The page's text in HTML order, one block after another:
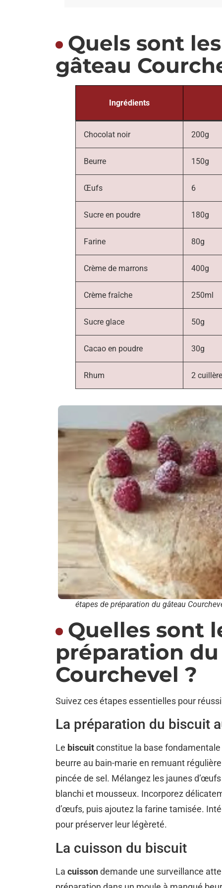
Quels sont
gâteau
Ingrédients
Chocolat noir 200g
Beurre 150g
Œufs 6
Sucre en poudre 180g
Farine 80g
Crème de marrons 400g
Crème fraîche 250ml
Sucre glace 50g
Cacao en poudre 30g
Rhum 2
étapes de préparation du gâteau
Quelles sont
préparation
Courchevel ?
Suivez ces étapes essentielles pour
La préparation du biscuit
Le biscuit constitue la base
beurre au bain-marie en remuant
pincée de sel. Mélangez les jaunes
blanchi et mousseux. Incorporez
d’œufs, puis ajoutez la farine tamisée.
pour préserver leur légèreté.
La cuisson du biscuit
La cuisson demande une surveillance